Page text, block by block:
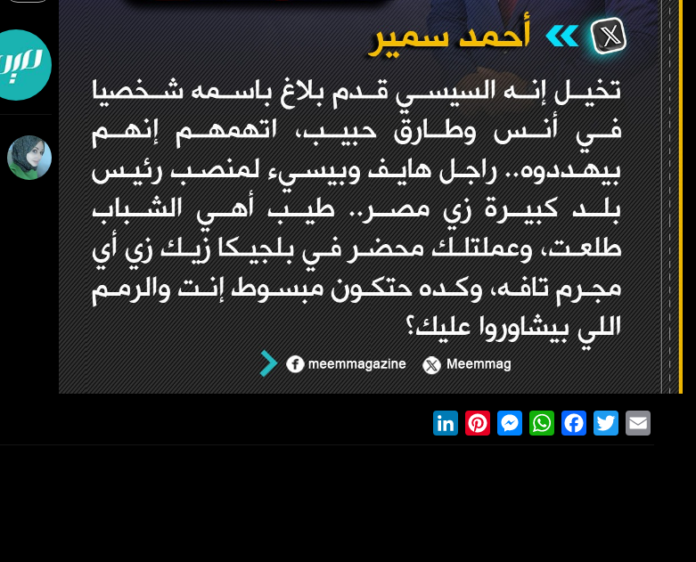
LinkedInPinterestMessengerWhatsAppFacebook
Twitter